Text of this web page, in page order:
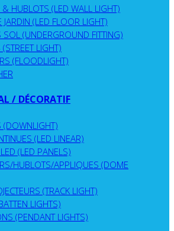
HUBLOTS (LED WALL LIGHT)
JARDIN (LED FLOOR LIGHT)
SOL (UNDERGROUND FITTING)
LIGHT)
(FLOODLIGHT)
/ DÉCORATIF
(DOWNLIGHT)
(LED LINEAR)
(LED PANELS)
HUBLOTS/APPLIQUES (DOME
(TRACK LIGHT)
LIGHTS)
(PENDANT LIGHTS)